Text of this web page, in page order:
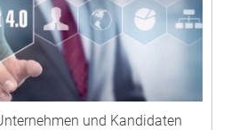
und Kandidaten